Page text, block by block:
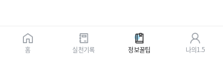
홈 실천기록 정보꿀팁 나의1.5